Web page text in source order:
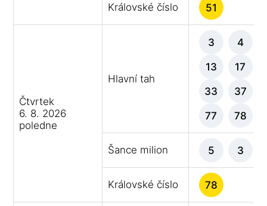
Královské číslo 51
Čtvrtek
6. 8. 2026
poledne
Hlavní tah
3 4
13 17
33 37
77 78
Šance milion 5 3
Královské číslo 78